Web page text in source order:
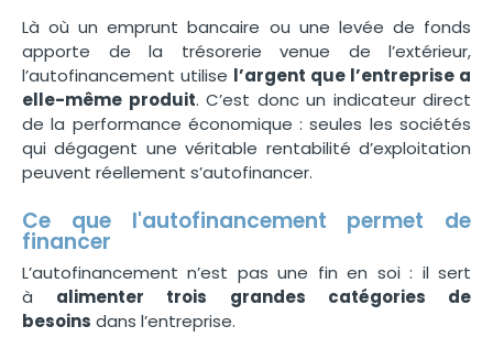
Là où un emprunt bancaire ou une levée de fonds
apporte de la trésorerie venue de l’extérieur,
l’autofinancement utilise l’argent que l’entreprise a
elle-même produit. C’est donc un indicateur direct
de la performance économique : seules les sociétés
qui dégagent une véritable rentabilité d’exploitation
peuvent réellement s’autofinancer.
Ce que l'autofinancement permet de
financer
L’autofinancement n’est pas une fin en soi : il sert
à alimenter trois grandes catégories de
besoins dans l’entreprise.